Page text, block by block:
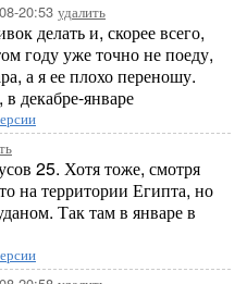
20:53 удалить
делать и, скорее всего,
году уже точно не поеду,
а я ее плохо переношу.
декабре-январе
25. Хотя тоже, смотря
на территории Египта, но
Так там в январе в